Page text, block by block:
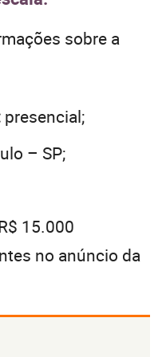
sobre a
presencial;
– SP;
15.000
no anúncio da